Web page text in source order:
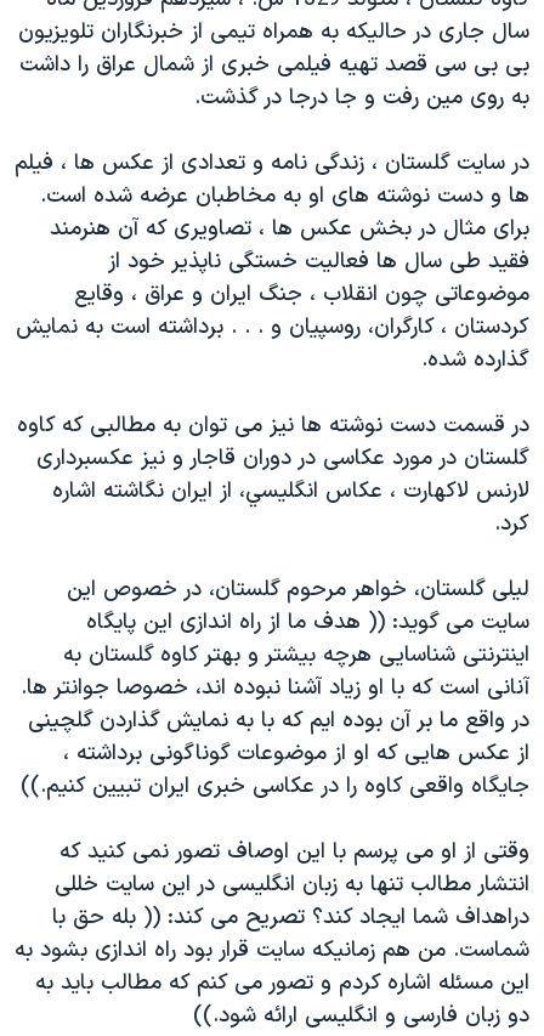
فرهنگ و زندگی
حقوق شهروندی
اقتصادی
علم و فناوری
اسرائیل در جنگ
گالری عکس
آرشیو پخش زنده
مستندها
انتخابات ریاست جمهوری آمریکا ۲۰۲۴
حمله جمهوری اسلامی به اسرائیل
رمز مهسا
ورزش زنان در ایران
اعتراضات زن، زندگی، آزادی
مجموعه مستندهای دادخواهی
تریبونال مردمی آبان ۹۸
دادگاه حمید نوری
چهل سال گروگان‌گیری
قانون شفافیت دارائی کادر رهبری ایران
اعتراضات مردمی آبان ۹۸
نرگس محمدی برنده جایزه نوبل صلح
همایش محافظه‌کاران آمریکا «سی‌پک»
صفحه‌های ویژه
سفر پرزیدنت ترامپ به چین
دنبال کنید
زبانهای مختلف
سال جاری در حاليكه به همراه تيمی از خبرنگاران تلويزيون
بی بی سی قصد تهيه فيلمی خبری از شمال عراق را داشت
به روی مين رفت و جا درجا در گذشت.
در سايت گلستان ، زندگی نامه و تعدادی از عكس ها ، فيلم
ها و دست نوشته های او به مخاطبان عرضه شده است.
برای مثال در بخش عكس ها ، تصاويری كه آن هنرمند
فقيد طی سال ها فعاليت خستگی ناپذير خود از
موضوعاتی چون انقلاب ، جنگ ايران و عراق ، وقايع
كردستان ، كارگران، روسپيان و . . . برداشته است به نمايش
گذارده شده.
در قسمت دست نوشته ها نيز می توان به مطالبی كه كاوه
گلستان در مورد عكاسی در دوران قاجار و نيز عكسبرداری
لارنس لاكهارت ، عكاس انگليسي، از ايران نگاشته اشاره
كرد.
ليلی گلستان، خواهر مرحوم گلستان، در خصوص اين
سايت می گويد: (( هدف ما از راه اندازی اين پايگاه
اينترنتی شناسايی هرچه بيشتر و بهتر كاوه گلستان به
آنانی است كه با او زياد آشنا نبوده اند، خصوصا جوانتر ها.
در واقع ما بر آن بوده ايم كه با به نمايش گذاردن گلچينی
از عكس هايی كه او از موضوعات گوناگونی برداشته ،
جايگاه واقعی كاوه را در عكاسی خبری ايران تبيين كنيم.))
وقتی از او می پرسم با اين اوصاف تصور نمی كنيد كه
انتشار مطالب تنها به زبان انگليسی در اين سايت خللی
دراهداف شما ايجاد كند؟ تصريح می كند: (( بله حق با
شماست. من هم زمانيكه سايت قرار بود راه اندازی بشود به
اين مسئله اشاره كردم و تصور می كنم كه مطالب بايد به
دو زبان فارسی و انگليسی ارائه شود.))